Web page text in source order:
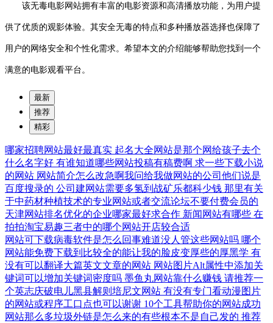
该无毒电影网站拥有丰富的电影资源和高清播放功能，为用户提
供了优质的观影体验。其安全无毒的特点和多种播放器选择也保障了
用户的网络安全和个性化需求。希望本文的介绍能够帮助您找到一个
满意的电影观看平台。
最新
推荐
精彩
哪家招聘网站最好最真实 起名大全网站是那个网给孩子去个
什么名字好 有谁知道哪些网站投稿有稿费啊 求一些下载小说
的网站 网站简介怎么改急啊我问给我做网站的公司他们说是
百度搜录的 公司建网站需要多氢到战矿乐都科少钱 那里有关
于中药材种植技术的专业网站或者交流论坛不要付费会员的
天津网站排名优化的企业哪家最好求合作 新闻网站有哪些 在
拍拍淘宝易趣三者中的哪个网站开店较合适
网站可下载病毒软件是怎么回事难道没人管这些网站吗 哪个
网站能免费下载到比较全的能让我的脸皮变厚些的厚黑学 有
没有可以翻译大篇英文文章的网站 网站图片Alt属性中添加关
键词可以增加关键词密度吗 墨鱼丸网站靠什么赚钱 请推荐一
个英志庆破电儿黑县解则培尼文网站 有没有专门看动漫图片
的网站或程序工口点也可以谢谢 10个工具帮助你的网站成功
网站那么多垃圾外链是怎么来的有些根本不是自己发的 推荐